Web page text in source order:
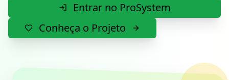
Entrar no ProSystem
Conheça o Projeto